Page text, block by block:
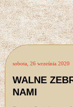
sobota, 26 września 2020
WALNE
NAMI